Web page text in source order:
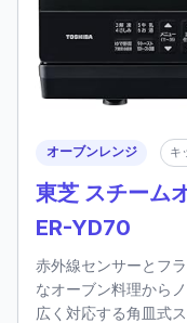
オーブンレンジ キ
東芝 スチーム
ER-YD70
赤外線センサーとフ
なオーブン料理から
広く対応する角皿式